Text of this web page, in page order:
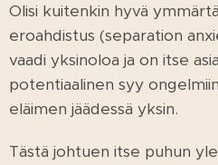
Olisi kuitenkin hyvä
eroahdistus (separation
vaadi yksinoloa ja on itse
potentiaalinen syy
eläimen jäädessä yksin.
Tästä johtuen itse puhun